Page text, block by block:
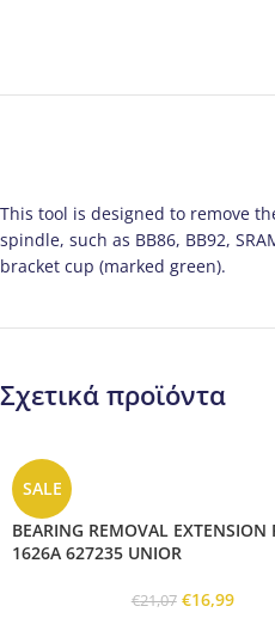
This tool is designed to remove
spindle, such as BB86, BB92,
bracket cup (marked green).
Σχετικά προϊόντα
SALE
BEARING REMOVAL EXTENSION
1626A 627235 UNIOR
€21,07 €16,99